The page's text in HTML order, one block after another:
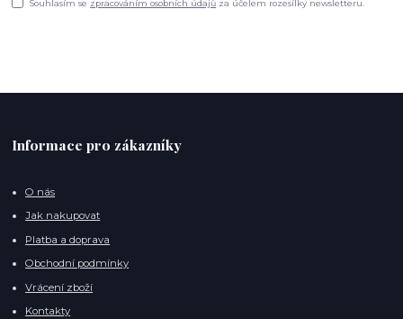
Souhlasím se zpracováním osobních údajů za účelem rozesílky newsletteru.
Informace pro zákazníky
O nás
Jak nakupovat
Platba a doprava
Obchodní podmínky
Vrácení zboží
Kontakty